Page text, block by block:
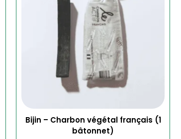
Bijin – Charbon végétal français (1
bâtonnet)